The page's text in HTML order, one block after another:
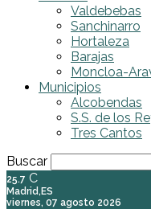
Valdebebas
Sanchinarro
Hortaleza
Barajas
Moncloa-
Municipios
Alcobendas
S.S. de los
Tres Cantos
Buscar
25.7 C
Madrid,ES
viernes, 07 agosto 2026